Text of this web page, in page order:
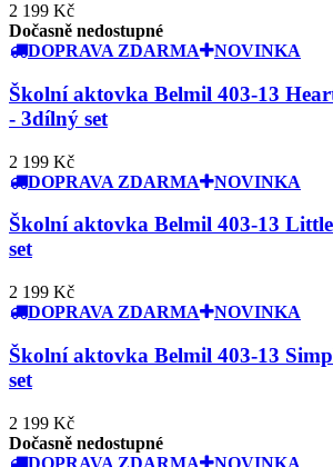
2 199 Kč
Dočasně nedostupné
DOPRAVA ZDARMA
NOVINKA
Školní aktovka Belmil 403-13
- 3dílný set
2 199 Kč
DOPRAVA ZDARMA
NOVINKA
Školní aktovka Belmil 403-13
set
2 199 Kč
DOPRAVA ZDARMA
NOVINKA
Školní aktovka Belmil 403-13
set
2 199 Kč
Dočasně nedostupné
DOPRAVA ZDARMA
NOVINKA